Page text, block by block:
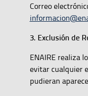
Correo
3. Exclusión de
ENAIRE realiza
evitar cualquier
pudieran